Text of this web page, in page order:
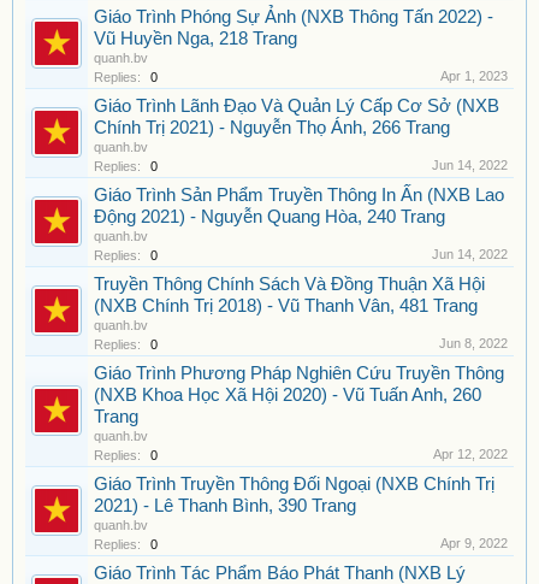
Giáo Trình Phóng Sự Ảnh (NXB Thông Tấn 2022) -
Vũ Huyền Nga, 218 Trang
quanh.bv
Replies:
0 Apr 1, 2023
Giáo Trình Lãnh Đạo Và Quản Lý Cấp Cơ Sở (NXB
Chính Trị 2021) - Nguyễn Thọ Ánh, 266 Trang
quanh.bv
Replies:
0 Jun 14, 2022
Giáo Trình Sản Phẩm Truyền Thông In Ấn (NXB Lao
Động 2021) - Nguyễn Quang Hòa, 240 Trang
quanh.bv
Replies:
0 Jun 14, 2022
Truyền Thông Chính Sách Và Đồng Thuận Xã Hội
(NXB Chính Trị 2018) - Vũ Thanh Vân, 481 Trang
quanh.bv
Replies:
0 Jun 8, 2022
Giáo Trình Phương Pháp Nghiên Cứu Truyền Thông
(NXB Khoa Học Xã Hội 2020) - Vũ Tuấn Anh, 260
Trang
quanh.bv
Replies:
0 Apr 12, 2022
Giáo Trình Truyền Thông Đối Ngoại (NXB Chính Trị
2021) - Lê Thanh Bình, 390 Trang
quanh.bv
Replies:
0 Apr 9, 2022
Giáo Trình Tác Phẩm Báo Phát Thanh (NXB Lý